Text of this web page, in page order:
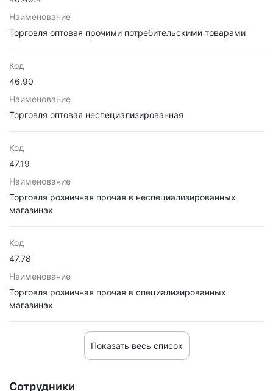
Наименование
Торговля оптовая прочими потребительскими товарами
Код
46.90
Наименование
Торговля оптовая неспециализированная
Код
47.19
Наименование
Торговля розничная прочая в неспециализированных
магазинах
Код
47.78
Наименование
Торговля розничная прочая в специализированных
магазинах
Показать весь список
Сотрудники